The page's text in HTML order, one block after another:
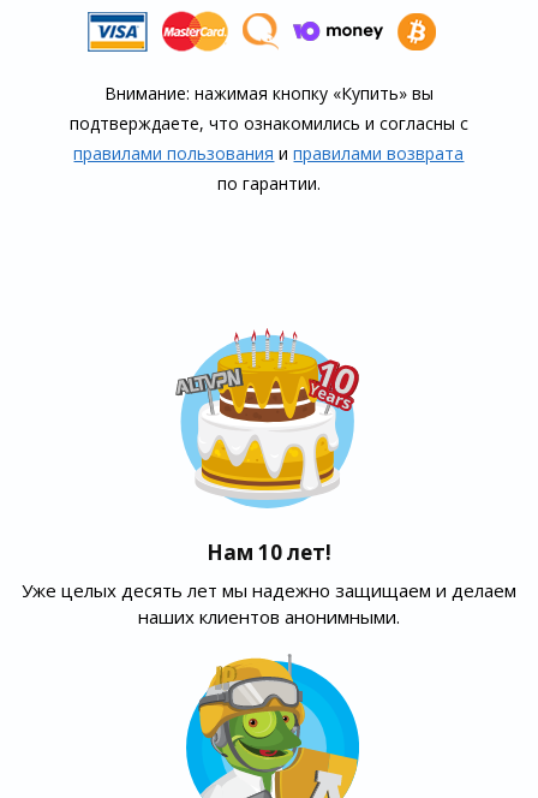
Внимание: нажимая кнопку «Купить» вы
подтверждаете, что озна­комились и согласны с
правилами пользования иправилами воз­врата
по гарантии.
Нам 10 лет!
Уже целых десять лет мы надежно защищаем и делаем
наших клиентов анонимными.